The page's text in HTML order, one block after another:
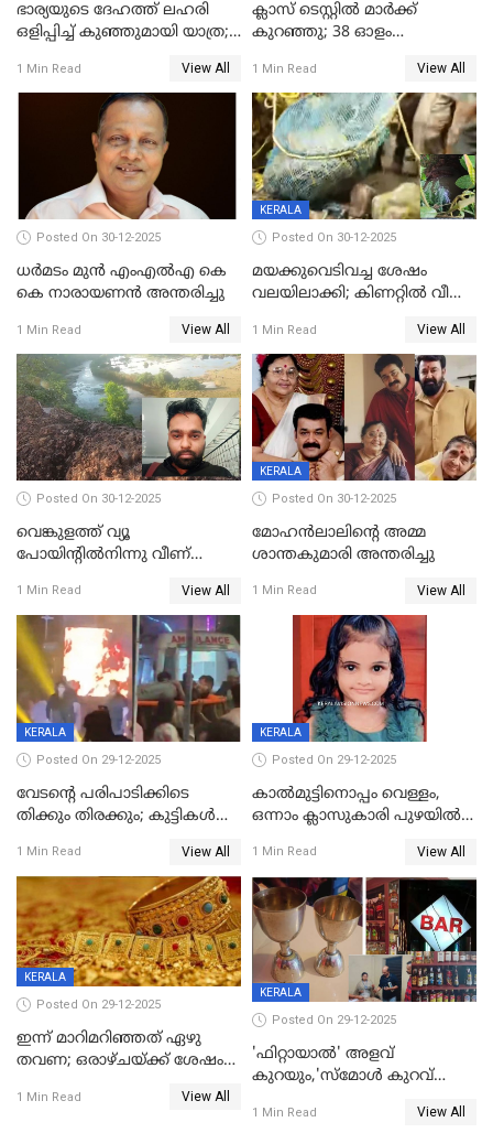
ഭാര്യയുടെ ദേഹത്ത് ലഹരി
ഒളിപ്പിച്ച് കുഞ്ഞുമായി യാത്ര;
പിടികൂടി പൊലീസ്
1 Min Read View All
ക്ലാസ് ടെസ്റ്റിൽ മാർക്ക്
കുറഞ്ഞു; 38 ഓളം
സെന്ററിലെ അധ്യാപകന്‍
മർദിച്ചതായി പരാതി
1 Min Read View All
Posted On 30-12-2025
ധർമടം മുൻ എംഎല്‍എ കെ
കെ നാരായണന്‍ അന്തരിച്ചു
1 Min Read View All
KERALA
Posted On 30-12-2025
മയക്കുവെടിവച്ച ശേഷം
വലയിലാക്കി; കിണറ്റിൽ വീണ
1 Min Read View All
Posted On 30-12-2025
വെങ്കുളത്ത് വ്യൂ
പോയിന്റിൽനിന്നു വീണ്
1 Min Read View All
KERALA
Posted On 30-12-2025
മോഹന്‍ലാലിന്‍റെ അമ്മ
ശാന്തകുമാരി അന്തരിച്ചു
1 Min Read View All
KERALA
Posted On 29-12-2025
വേടന്റെ പരിപാടിക്കിടെ
തിക്കും തിരക്കും; കുട്ടികള്‍
പരിക്ക്; പാളം മറികടന്ന
യുവാവ് ട്രെയിന്‍ തട്ടി മരിച്ചു
1 Min Read View All
KERALA
Posted On 29-12-2025
കാൽമുട്ടിനൊപ്പം വെള്ളം,
ഒന്നാം ക്ലാസുകാരി പുഴയിൽ
കുട്ടികൾക്കൊപ്പം
കളിക്കുന്നതിനിടെ
1 Min Read View All
KERALA
Posted On 29-12-2025
ഇന്ന് മാറിമറിഞ്ഞത് ഏഴു
തവണ; ഒരാഴ്ചയ്ക്ക് ശേഷം
1 Min Read View All
KERALA
Posted On 29-12-2025
'ഫിറ്റായാൽ' അളവ്
കുറയും,'സ്‌മോൾ കുറവ്
പിഴ
1 Min Read View All